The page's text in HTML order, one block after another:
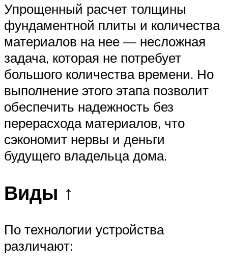
Упрощенный расчет толщины
фундаментной плиты и количества
материалов на нее — несложная
задача, которая не потребует
большого количества времени. Но
выполнение этого этапа позволит
обеспечить надежность без
перерасхода материалов, что
сэкономит нервы и деньги
будущего владельца дома.
Виды ↑
По технологии устройства
различают: